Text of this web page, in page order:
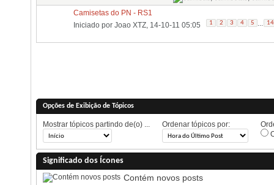
Camisetas do PN - RS1
Iniciado por Joao XTZ, 14-10-11 05:05 1 2 3 4 5 ... 14
Opções de Exibição de Tópicos
Mostrar tópicos partindo de(o) ... Ordenar tópicos por:
Significado dos Ícones
Contém novos posts